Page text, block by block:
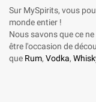
Sur MySpirits, vous
monde entier !
Nous savons que ce
être l'occasion de
que Rum, Vodka,